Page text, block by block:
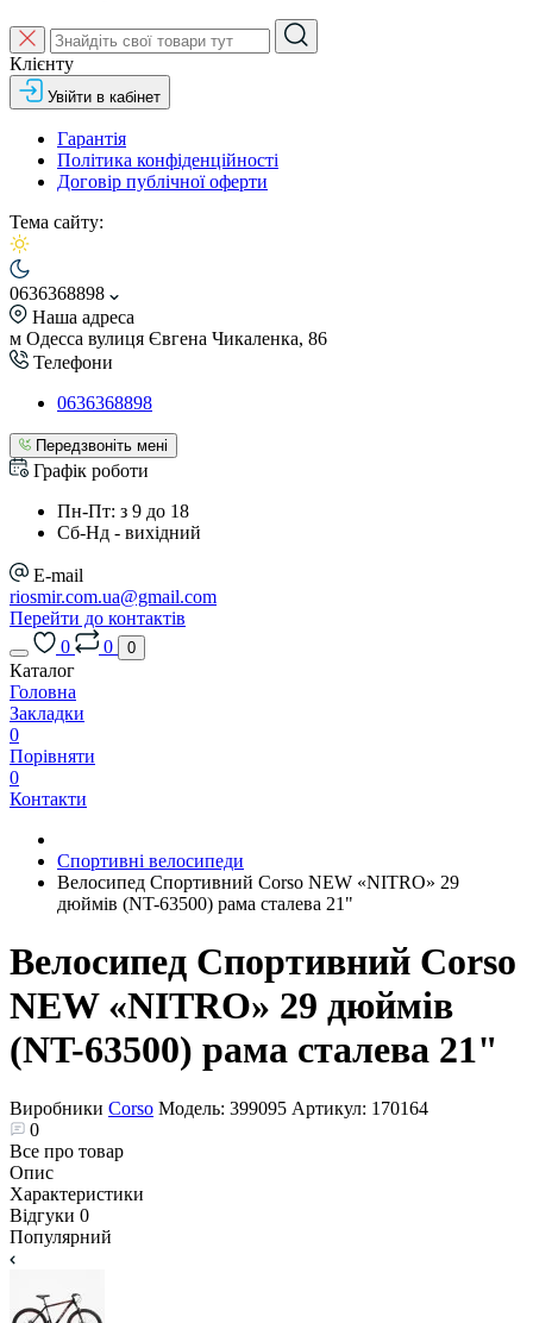
Клієнту
Увійти в кабінет
Гарантія
Політика конфіденційності
Договір публічної оферти
Тема сайту:
0636368898
Наша адреса
м Одесса вулиця Євгена Чикаленка, 86
Телефони
0636368898
Передзвоніть мені
Графік роботи
Пн-Пт: з 9 до 18
Сб-Нд - вихідний
E-mail
riosmir.com.ua@gmail.com
Перейти до контактів
0
0 0
Каталог
Головна
Закладки
0
Порівняти
0
Контакти
Спортивні велосипеди
Велоcипед Спортивний Corso NEW «NITRO» 29
дюймів (NT-63500) рама сталева 21"
Велоcипед Спортивний Corso
NEW «NITRO» 29 дюймів
(NT-63500) рама сталева 21"
Виробники Corso Модель: 399095 Артикул: 170164
0
Все про товар
Опис
Характеристики
Відгуки 0
Популярний